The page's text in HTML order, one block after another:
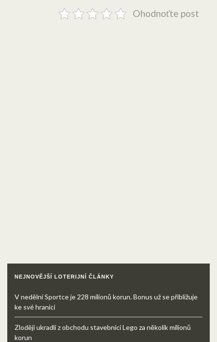
Ohodnoťte post
NEJNOVĚJŠÍ LOTERIJNÍ ČLÁNKY
V nedělní Sportce je 228 milionů korun. Bonus už se přibližuje
ke své hranici
Zloději ukradli z obchodu stavebnici Lego za několik milionů
korun